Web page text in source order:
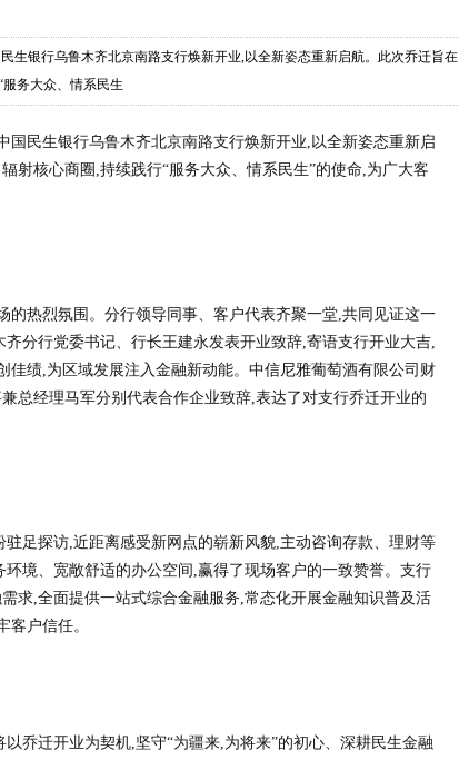
生银行乌鲁木齐北京南路支行焕新开业,以全新姿态重新启航。此次乔迁旨在
务大众、情系民生
国民生银行乌鲁木齐北京南路支行焕新开业,以全新姿态重新启
射核心商圈,持续践行“服务大众、情系民生”的使命,为广大客
的热烈氛围。分行领导同事、客户代表齐聚一堂,共同见证这一
分行党委书记、行长王建永发表开业致辞,寄语支行开业大吉,
佳绩,为区域发展注入金融新动能。中信尼雅葡萄酒有限公司财
总经理马军分别代表合作企业致辞,表达了对支行乔迁开业的
足探访,近距离感受新网点的崭新风貌,主动咨询存款、理财等
境、宽敞舒适的办公空间,赢得了现场客户的一致赞誉。支行
求,全面提供一站式综合金融服务,常态化开展金融知识普及活
客户信任。
乔迁开业为契机,坚守“为疆来,为将来”的初心、深耕民生金融